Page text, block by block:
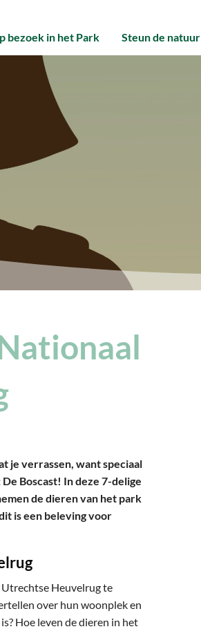
bezoek in het Park Steun de natuur
je verrassen, want speciaal
Boscast! In deze 7-delige
de dieren van het park
is een beleving voor
Utrechtse Heuvelrug te
over hun woonplek en
Hoe leven de dieren in het